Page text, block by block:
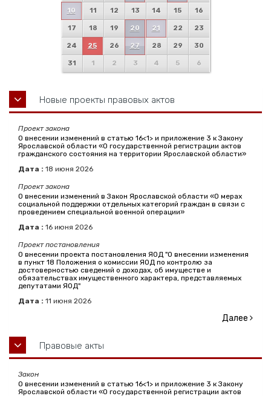
10 11 12 13 14 15 16
17 18 19 20 21 22 23
24 25 26 27 28 29 30
31 1 2 3 4 5 6
Новые проекты правовых актов
Проект закона
О внесении изменений в статью 16<1> и приложение 3 к Закону
Ярославской области «О государственной регистрации актов
гражданского состояния на территории Ярославской области»
Дата : 18 июня 2026
Проект закона
О внесении изменений в Закон Ярославской области «О мерах
социальной поддержки отдельных категорий граждан в связи с
проведением специальной военной операции»
Дата : 16 июня 2026
Проект постановления
О внесении проекта постановления ЯОД "О внесении изменения
в пункт 18 Положения о комиссии ЯОД по контролю за
достоверностью сведений о доходах, об имуществе и
обязательствах имущественного характера, представляемых
депутатами ЯОД"
Дата : 11 июня 2026
Далее
Правовые акты
Закон
О внесении изменений в статью 16<1> и приложение 3 к Закону
Ярославской области «О государственной регистрации актов